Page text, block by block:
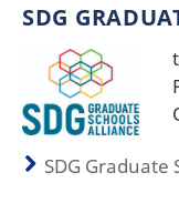
SDG
SDG Graduate